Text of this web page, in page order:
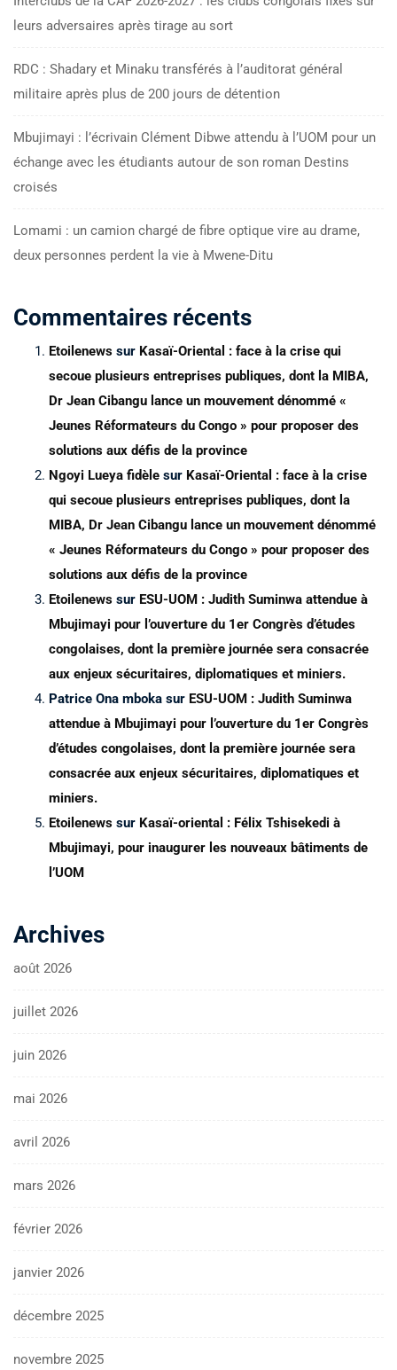
leurs adversaires après tirage au sort
RDC : Shadary et Minaku transférés à l’auditorat général
militaire après plus de 200 jours de détention
Mbujimayi : l’écrivain Clément Dibwe attendu à l’UOM pour un
échange avec les étudiants autour de son roman Destins
croisés
Lomami : un camion chargé de fibre optique vire au drame,
deux personnes perdent la vie à Mwene-Ditu
Commentaires récents
Etoilenews sur Kasaï-Oriental : face à la crise qui
secoue plusieurs entreprises publiques, dont la MIBA,
Dr Jean Cibangu lance un mouvement dénommé «
Jeunes Réformateurs du Congo » pour proposer des
solutions aux défis de la province
Ngoyi Lueya fidèle sur Kasaï-Oriental : face à la crise
qui secoue plusieurs entreprises publiques, dont la
MIBA, Dr Jean Cibangu lance un mouvement dénommé
« Jeunes Réformateurs du Congo » pour proposer des
solutions aux défis de la province
Etoilenews sur ESU-UOM : Judith Suminwa attendue à
Mbujimayi pour l’ouverture du 1er Congrès d’études
congolaises, dont la première journée sera consacrée
aux enjeux sécuritaires, diplomatiques et miniers.
Patrice Ona mboka sur ESU-UOM : Judith Suminwa
attendue à Mbujimayi pour l’ouverture du 1er Congrès
d’études congolaises, dont la première journée sera
consacrée aux enjeux sécuritaires, diplomatiques et
miniers.
Etoilenews sur Kasaï-oriental : Félix Tshisekedi à
Mbujimayi, pour inaugurer les nouveaux bâtiments de
l’UOM
Archives
août 2026
juillet 2026
juin 2026
mai 2026
avril 2026
mars 2026
février 2026
janvier 2026
décembre 2025
novembre 2025